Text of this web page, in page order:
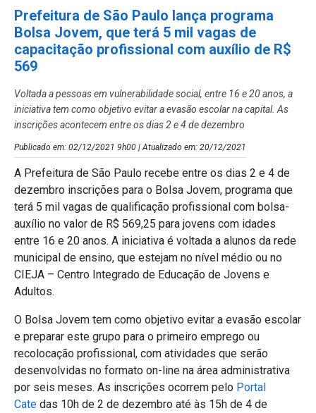
Prefeitura de São Paulo lança programa
Bolsa Jovem, que terá 5 mil vagas de
capacitação profissional com auxílio de R$
569
Voltada a pessoas em vulnerabilidade social, entre 16 e 20 anos, a
iniciativa tem como objetivo evitar a evasão escolar na capital. As
inscrições acontecem entre os dias 2 e 4 de dezembro
Publicado em: 02/12/2021 9h00 | Atualizado em: 20/12/2021
A Prefeitura de São Paulo recebe entre os dias 2 e 4 de
dezembro inscrições para o Bolsa Jovem, programa que
terá 5 mil vagas de qualificação profissional com bolsa-
auxílio no valor de R$ 569,25 para jovens com idades
entre 16 e 20 anos. A iniciativa é voltada a alunos da rede
municipal de ensino, que estejam no nível médio ou no
CIEJA – Centro Integrado de Educação de Jovens e
Adultos.
O Bolsa Jovem tem como objetivo evitar a evasão escolar
e preparar este grupo para o primeiro emprego ou
recolocação profissional, com atividades que serão
desenvolvidas no formato on-line na área administrativa
por seis meses. As inscrições ocorrem pelo Portal
Cate das 10h de 2 de dezembro até às 15h de 4 de